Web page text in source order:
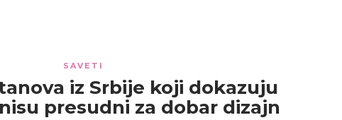
SAVETI
iz Srbije koji dokazuju
presudni za dobar dizajn